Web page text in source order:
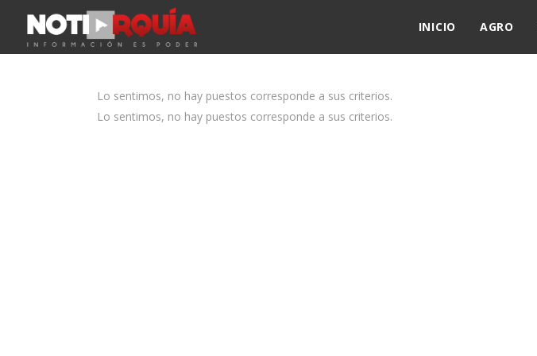
INICIO AGRO
Lo sentimos, no hay puestos corresponde a sus criterios.
Lo sentimos, no hay puestos corresponde a sus criterios.